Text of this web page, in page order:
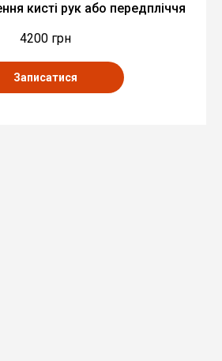
кисті рук або передпліччя
4200 грн
Записатися